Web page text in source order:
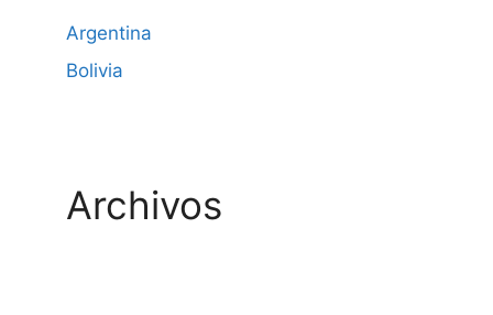
Argentina
Bolivia
Archivos